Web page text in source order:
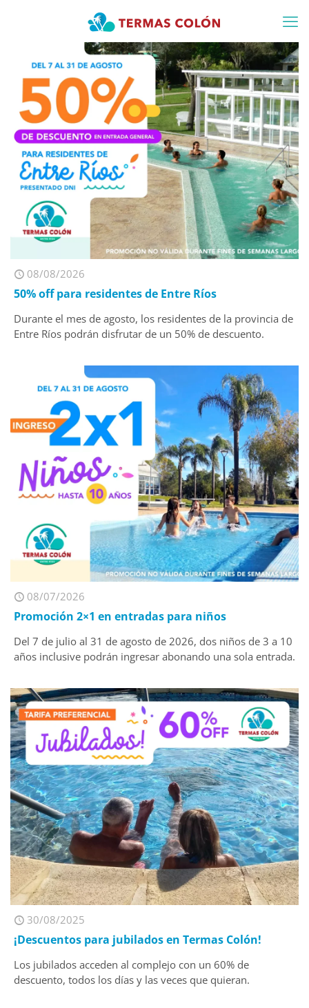
08/08/2026
50% off para residentes de Entre Ríos
Durante el mes de agosto, los residentes de la provincia de
Entre Ríos podrán disfrutar de un 50% de descuento.
08/07/2026
Promoción 2×1 en entradas para niños
Del 7 de julio al 31 de agosto de 2026, dos niños de 3 a 10
años inclusive podrán ingresar abonando una sola entrada.
30/08/2025
¡Descuentos para jubilados en Termas Colón!
Los jubilados acceden al complejo con un 60% de
descuento, todos los días y las veces que quieran.